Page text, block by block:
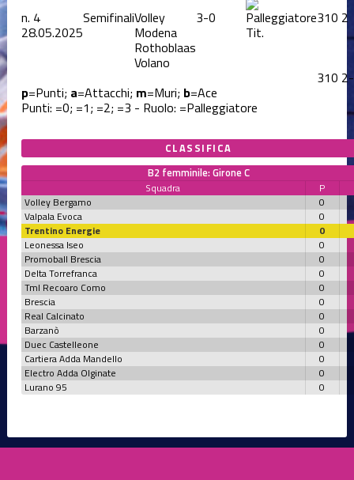
n. 4
28.05.2025
SemifinaliVolley
Modena
Rothoblaas
Volano
3-0
Tit.
310 2
310 2-
p=Punti; a=Attacchi; m=Muri; b=Ace
Punti: =0; =1; =2; =3 - Ruolo: =Palleggiatore
CLASSIFICA
B2 femminile: Girone C
Squadra
P
Volley Bergamo
0
Valpala Evoca
0
Trentino Energie
0
Leonessa Iseo
0
Promoball Brescia
0
Delta Torrefranca
0
Tml Recoaro Como
0
Brescia
0
Real Calcinato
0
Barzanò
0
Duec Castelleone
0
Cartiera Adda Mandello
0
Electro Adda Olginate
0
Lurano 95
0